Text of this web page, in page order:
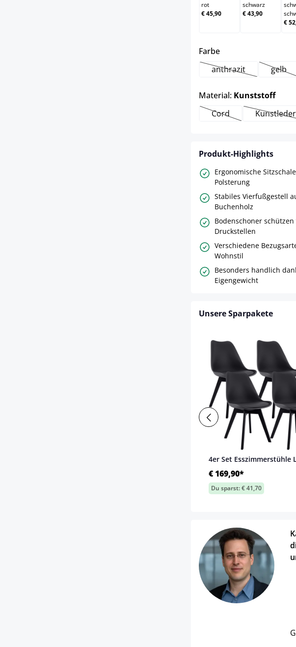
rot
€ 45,90
schwarz
€ 43,90
€
Farbeauswählen
anthrazit(Diese Option ist
gelb
Material: Kunststoff
Cord(Diese Option istKunstleder
Produkt-Highlights
Ergonomische
Polsterung
Stabiles Vierfußgestell
Buchenholz
Bodenschoner
Druckstellen
Verschiedene
Wohnstil
Besonders handlich
Eigengewicht
Unsere Sparpakete
4er Set Esszimmerstühle
€ 169,90*
Du sparst: € 41,70